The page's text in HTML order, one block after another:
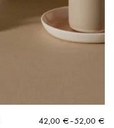
42,00 €–52,00 €
Hintaluokka: